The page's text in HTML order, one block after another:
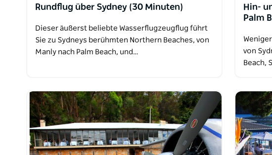
Rundflug über Sydney (30 Minuten)
Dieser äußerst beliebte Wasserflugzeugflug führt
Sie zu Sydneys berühmten Northern Beaches, von
Manly nach Palm Beach, und…
Hin-
Palm
von
Beach,